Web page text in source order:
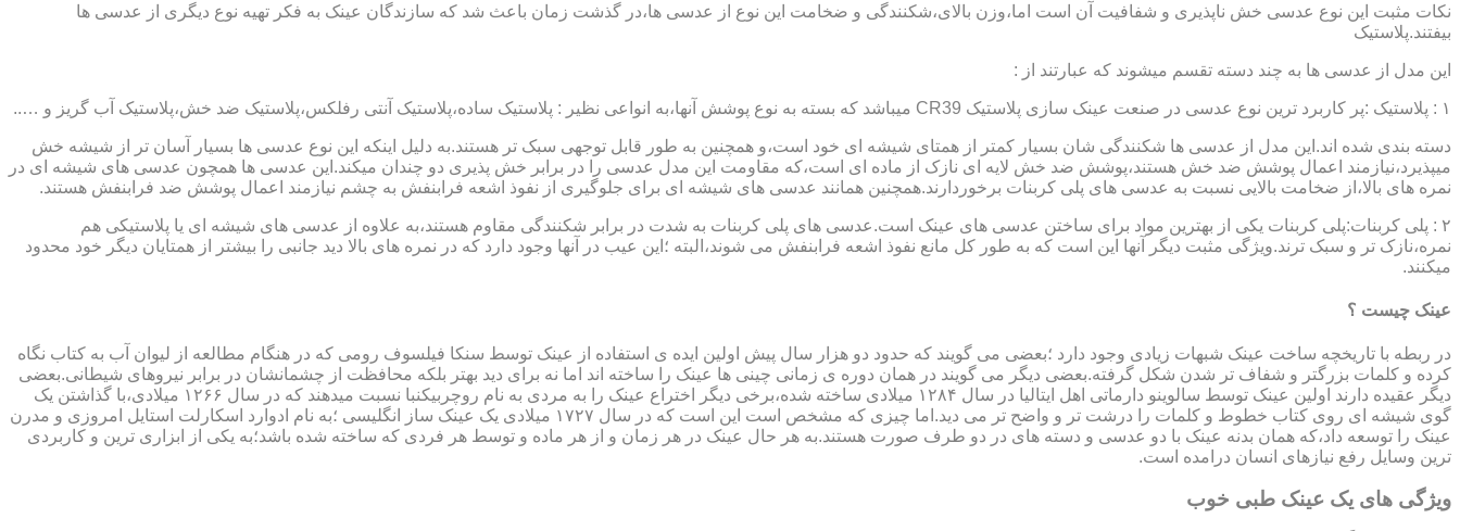
نکات مثبت این نوع عدسی خش ناپذیری و شفافیت آن است اما،وزن بالای،شکنندگی و ضخامت این نوع از عدسی ها،در گذشت زمان باعث شد که سازندگان عینک به فکر تهیه نوع دیگری از عدسی ها
بیفتند.پلاستیک
این مدل از عدسی ها به چند دسته تقسم میشوند که عبارتند از :
۱ : پلاستیک :پر کاربرد ترین نوع عدسی در صنعت عینک سازی پلاستیک CR39 میباشد که بسته به نوع پوشش آنها،به انواعی نظیر : پلاستیک ساده،پلاستیک آنتی رفلکس،پلاستیک ضد خش،پلاستیک آب گریز و …..
دسته بندی شده اند.این مدل از عدسی ها شکنندگی شان بسیار کمتر از همتای شیشه ای خود است،و همچنین به طور قابل توجهی سبک تر هستند.به دلیل اینکه این نوع عدسی ها بسیار آسان تر از شیشه خش
میپذیرد،نیازمند اعمال پوشش ضد خش هستند،پوشش ضد خش لایه ای نازک از ماده ای است،که مقاومت این مدل عدسی را در برابر خش پذیری دو چندان میکند.این عدسی ها همچون عدسی های شیشه ای در
نمره های بالا،از ضخامت بالایی نسبت به عدسی های پلی کربنات برخوردارند.همچنین همانند عدسی های شیشه ای برای جلوگیری از نفوذ اشعه فرابنفش به چشم نیازمند اعمال پوشش ضد فرابنفش هستند.
۲ : پلی کربنات:پلی کربنات یکی از بهترین مواد برای ساختن عدسی های عینک است.عدسی های پلی کربنات به شدت در برابر شکنندگی مقاوم هستند،به علاوه از عدسی های شیشه ای یا پلاستیکی هم
نمره،نازک تر و سبک ترند.ویژگی مثبت دیگر آنها این است که به طور کل مانع نفوذ اشعه فرابنفش می شوند،البته ؛این عیب در آنها وجود دارد که در نمره های بالا دید جانبی را بیشتر از همتایان دیگر خود محدود
میکنند.
عینک چیست ؟
در ربطه با تاریخچه ساخت عینک شبهات زیادی وجود دارد ؛بعضی می گویند که حدود دو هزار سال پیش اولین ایده ی استفاده از عینک توسط سنکا فیلسوف رومی که در هنگام مطالعه از لیوان آب به کتاب نگاه
کرده و کلمات بزرگتر و شفاف تر شدن شکل گرفته.بعضی دیگر می گویند در همان دوره ی زمانی چینی ها عینک را ساخته اند اما نه برای دید بهتر بلکه محافظت از چشمانشان در برابر نیروهای شیطانی.بعضی
دیگر عقیده دارند اولین عینک توسط سالوینو دارماتی اهل ایتالیا در سال ۱۲۸۴ میلادی ساخته شده،برخی دیگر اختراع عینک را به مردی به نام روچربیکنبا نسبت میدهند که در سال ۱۲۶۶ میلادی،با گذاشتن یک
گوی شیشه ای روی کتاب خطوط و کلمات را درشت تر و واضح تر می دید.اما چیزی که مشخص است این است که در سال ۱۷۲۷ میلادی یک عینک ساز انگلیسی ؛به نام ادوارد اسکارلت استایل امروزی و مدرن
عینک را توسعه داد،که همان بدنه عینک با دو عدسی و دسته های در دو طرف صورت هستند.به هر حال عینک در هر زمان و از هر ماده و توسط هر فردی که ساخته شده باشد؛به یکی از ابزاری ترین و کاربردی
ترین وسایل رفع نیازهای انسان درامده است.
ویژگی های یک عینک طبی خوب